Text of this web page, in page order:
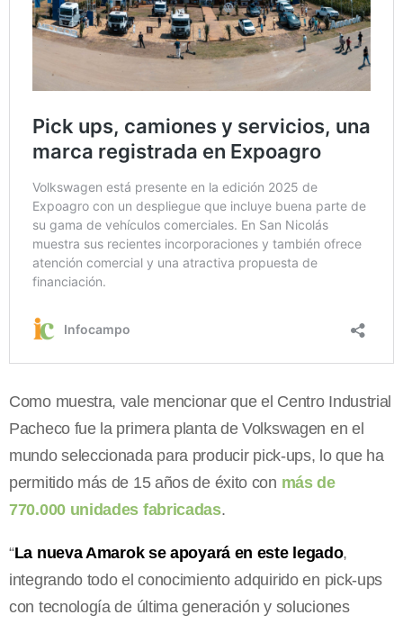
Como muestra, vale mencionar que el Centro Industrial
Pacheco fue la primera planta de Volkswagen en el
mundo seleccionada para producir pick-ups, lo que ha
permitido más de 15 años de éxito con más de
770.000 unidades fabricadas.
“La nueva Amarok se apoyará en este legado,
integrando todo el conocimiento adquirido en pick-ups
con tecnología de última generación y soluciones